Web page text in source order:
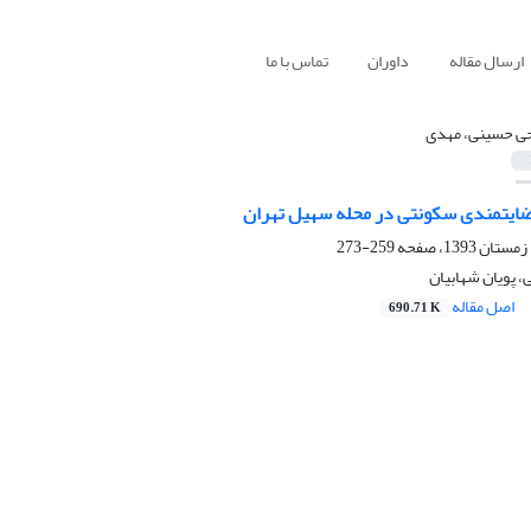
ارسال مقاله داوران تماس با ما
حسینی، مهدی
سکونتی در محله سهیل تهران
259-273
شهابیان
اصل مقاله 690.71 K